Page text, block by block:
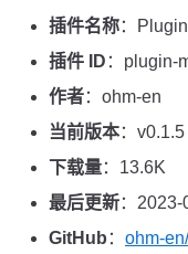
插件名称：
插件 ID ：plugin-
作者：ohm-en
当前版本：v0.1.5
下载量：13.6K
最后更新：2023-
GitHub ： ohm-